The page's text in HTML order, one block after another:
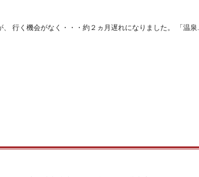
行く機会がなく・・・約２ヵ月遅れになりました。 「温泉...